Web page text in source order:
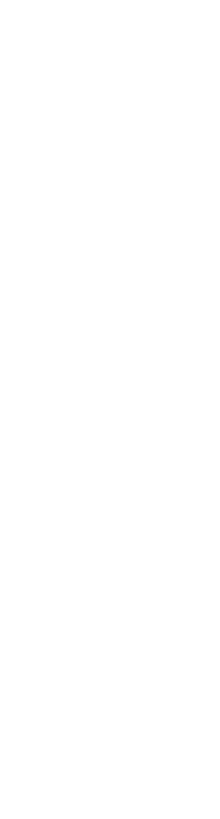
By continuing to browse
you can access our